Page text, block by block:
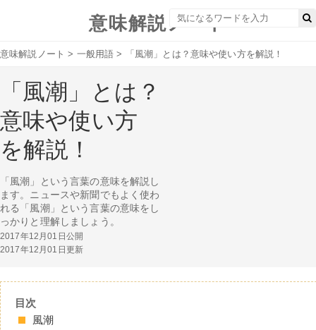
意味解説ノート
意味解説ノート > 一般用語 > 「風潮」とは？意味や使い方を解説！
「風潮」とは？
意味や使い方
を解説！
「風潮」という言葉の意味を解説し
ます。ニュースや新聞でもよく使わ
れる「風潮」という言葉の意味をし
っかりと理解しましょう。
2017年12月01日公開
2017年12月01日更新
目次
風潮